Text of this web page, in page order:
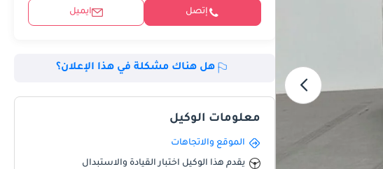
إتصل ايميل
هل هناك مشكلة في هذا الإعلان؟
معلومات الوكيل
الموقع والاتجاهات
يقدم هذا الوكيل اختبار القيادة والاستبدال